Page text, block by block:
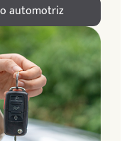
automotriz